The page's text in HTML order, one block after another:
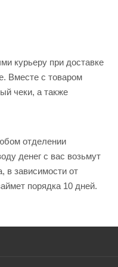
курьеру при доставке
Вместе с товаром
чеки, а также
отделении
денег с вас возьмут
в зависимости от
порядка 10 дней.